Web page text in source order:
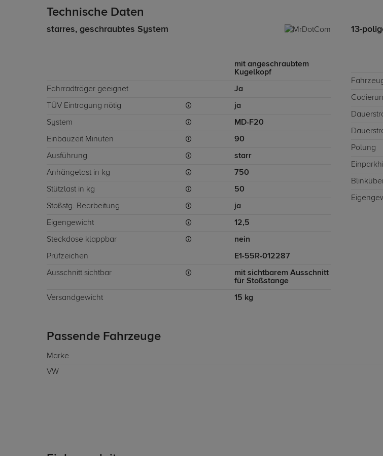
Technische Daten
starres, geschraubtes System
mit angeschraubtem
Kugelkopf
Fahrradträger geeignet Ja
TÜV Eintragung nötig ja
System MD-F20
Einbauzeit Minuten 90
Ausführung starr
Anhängelast in kg 750
Stützlast in kg 50
Stoßstg. Bearbeitung ja
Eigengewicht 12,5
Steckdose klappbar nein
Prüfzeichen E1-55R-012287
Ausschnitt sichtbar
mit sichtbarem Ausschnitt
für Stoßstange
Versandgewicht 15 kg
13-
Polung
Passende Fahrzeuge
Marke
VW